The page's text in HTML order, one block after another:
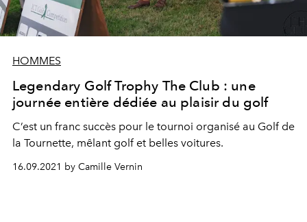
HOMMES
Legendary Golf Trophy The Club : une
journée entière dédiée au plaisir du golf
C’est un franc succès pour le tournoi organisé au Golf de
la Tournette, mêlant golf et belles voitures.
16.09.2021 by Camille Vernin